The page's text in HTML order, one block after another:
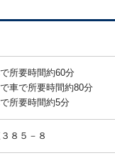
所要時間約60分
車で所要時間約80分
所要時間約5分
８５－８